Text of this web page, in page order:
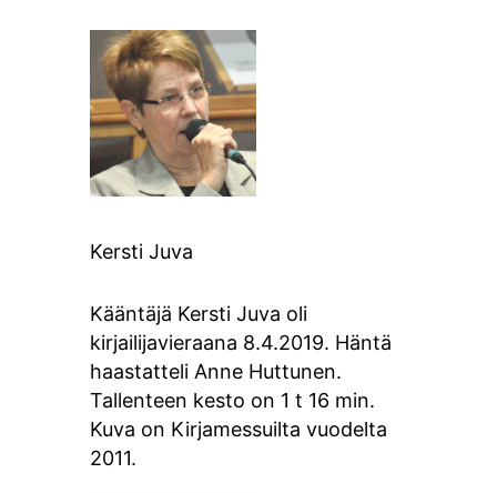
Kersti Juva
Kääntäjä Kersti Juva oli
kirjailijavieraana 8.4.2019. Häntä
haastatteli Anne Huttunen.
Tallenteen kesto on 1 t 16 min.
Kuva on Kirjamessuilta vuodelta
2011.